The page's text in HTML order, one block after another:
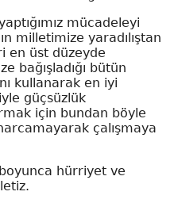
mücadeleyi
milletimize yaradılıştan
en üst düzeyde
bağışladığı bütün
kullanarak en iyi
güçsüzlük
için bundan böyle
çalışmaya
hürriyet ve